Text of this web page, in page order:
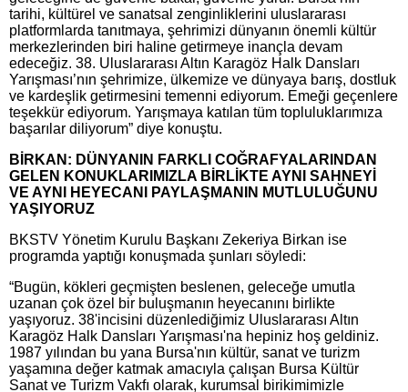
tarihi, kültürel ve sanatsal zenginliklerini uluslararası
platformlarda tanıtmaya, şehrimizi dünyanın önemli kültür
merkezlerinden biri haline getirmeye inançla devam
edeceğiz. 38. Uluslararası Altın Karagöz Halk Dansları
Yarışması’nın şehrimize, ülkemize ve dünyaya barış, dostluk
ve kardeşlik getirmesini temenni ediyorum. Emeği geçenlere
teşekkür ediyorum. Yarışmaya katılan tüm topluluklarımıza
başarılar diliyorum” diye konuştu.
BİRKAN: DÜNYANIN FARKLI COĞRAFYALARINDAN
GELEN KONUKLARIMIZLA BİRLİKTE AYNI SAHNEYİ
VE AYNI HEYECANI PAYLAŞMANIN MUTLULUĞUNU
YAŞIYORUZ
BKSTV Yönetim Kurulu Başkanı Zekeriya Birkan ise
programda yaptığı konuşmada şunları söyledi:
“Bugün, kökleri geçmişten beslenen, geleceğe umutla
uzanan çok özel bir buluşmanın heyecanını birlikte
yaşıyoruz. 38'incisini düzenlediğimiz Uluslararası Altın
Karagöz Halk Dansları Yarışması'na hepiniz hoş geldiniz.
1987 yılından bu yana Bursa'nın kültür, sanat ve turizm
yaşamına değer katmak amacıyla çalışan Bursa Kültür
Sanat ve Turizm Vakfı olarak, kurumsal birikimimizle